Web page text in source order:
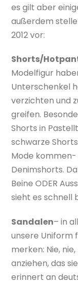
es gilt aber
außerdem
2012 vor:
Shorts/
Modelfigur
Unterschenkel
verzichten und
greifen.
Shorts in
schwarze
Mode kommen-
Denimshorts.
Beine ODER
sieht es schnell
Sandalen– in
unsere Uniform
merken: Nie,
anziehen, das
erinnert an